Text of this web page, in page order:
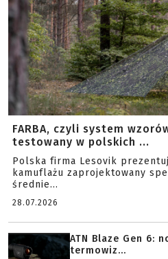
FARBA, czyli system
testowany w polskich ...
Polska firma Lesovik
kamuflażu zaprojektowany
średnie...
28.07.2026
ATN Blaze Gen 6:
termowiz...